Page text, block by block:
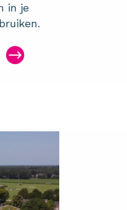
in je